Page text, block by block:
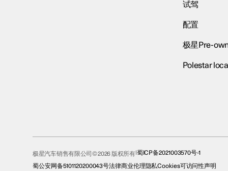
试驾
配置
极星Pre-
Polestar
极星汽车销售有限公司© 2026 版权所有 蜀ICP备2021003570号-1
蜀公安网备5101120200043号法律商业伦理 隐私Cookies可访问性声明